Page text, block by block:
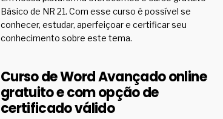
Básico de NR 21. Com esse curso é possível se
conhecer, estudar, aperfeiçoar e certificar seu
conhecimento sobre este tema.
Curso de Word Avançado online
gratuito e com opção de
certificado válido